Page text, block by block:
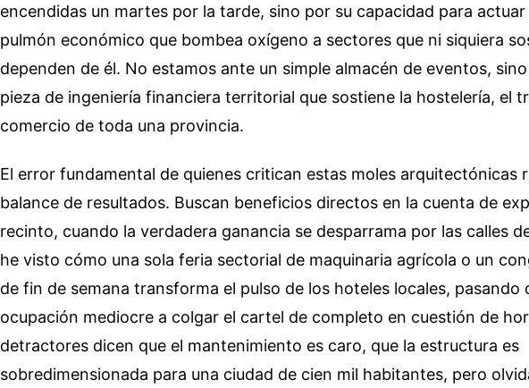
encendidas un martes por la tarde, sino por su capacidad para
pulmón económico que bombea oxígeno a sectores que ni siquiera
dependen de él. No estamos ante un simple almacén de eventos,
pieza de ingeniería financiera territorial que sostiene la hostelería, el
comercio de toda una provincia.
El error fundamental de quienes critican estas moles arquitectónicas
balance de resultados. Buscan beneficios directos en la cuenta de
recinto, cuando la verdadera ganancia se desparrama por las calles
he visto cómo una sola feria sectorial de maquinaria agrícola o un
de fin de semana transforma el pulso de los hoteles locales, pasando
ocupación mediocre a colgar el cartel de completo en cuestión de
detractores dicen que el mantenimiento es caro, que la estructura es
sobredimensionada para una ciudad de cien mil habitantes, pero